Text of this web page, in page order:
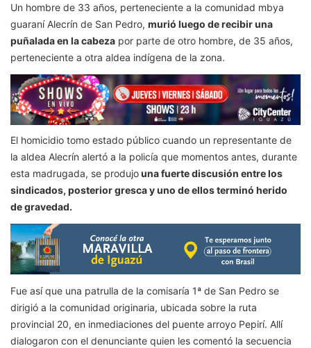
Un hombre de 33 años, perteneciente a la comunidad mbya
guaraní Alecrín de San Pedro, murió luego de recibir una
puñalada en la cabeza por parte de otro hombre, de 35 años,
perteneciente a otra aldea indígena de la zona.
El homicidio tomo estado público cuando un representante de
la aldea Alecrín alertó a la policía que momentos antes, durante
esta madrugada, se produjouna fuerte discusión entre los
sindicados, posterior gresca y uno de ellos terminó herido
de gravedad.
Fue así que una patrulla de la comisaría 1ª de San Pedro se
dirigió a la comunidad originaria, ubicada sobre la ruta
provincial 20, en inmediaciones del puente arroyo Pepirí. Allí
dialogaron con el denunciante quien les comentó la secuencia